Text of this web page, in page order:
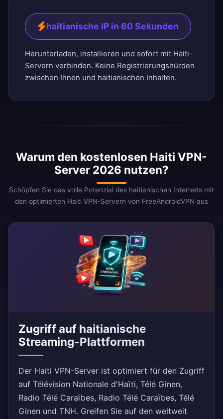
haitianische IP in 60 Sekunden
Herunterladen, installieren und sofort mit Haiti-
Servern verbinden. Keine Registrierungshürden
zwischen Ihnen und haitianischen Inhalten.
Warum den kostenlosen Haiti VPN-
Server 2026 nutzen?
Schöpfen Sie das volle Potenzial des haitianischen Internets mit
den optimierten Haiti VPN-Servern von FreeAndroidVPN aus
Zugriff auf haitianische
Streaming-Plattformen
Der Haiti VPN-Server ist optimiert für den Zugriff
auf Télévision Nationale d'Haïti, Télé Ginen,
Radio Télé Caraïbes, Radio Télé Caraïbes, Télé
Ginen und TNH. Greifen Sie auf den weltweit